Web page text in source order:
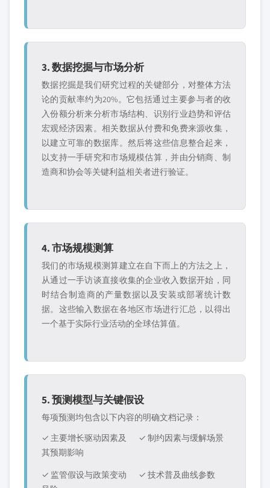
3. 数据挖掘与市场分析
数据挖掘是我们研究过程的关键部分，对整体方法
论的贡献率约为20%。它包括通过主要参与者的收
入份额分析来分析市场结构、识别行业趋势和评估
宏观经济因素。相关数据从付费和免费来源收集，
以建立可靠的数据库。然后将这些信息整合起来，
以支持一手研究和市场规模估算，并由分销商、制
造商和协会等关键利益相关者进行验证。
4. 市场规模测算
我们的市场规模测算建立在自下而上的方法之上，
从通过一手访谈直接收集的企业收入数据开始，同
时结合制造商的产量数据以及安装或部署统计数
据。这些输入数据在各地区市场进行汇总，以得出
一个基于实际行业活动的全球估算值。
5. 预测模型与关键假设
每项预测均包含以下内容的明确文档记录：
✓ 主要增长驱动因素及
其预期影响
✓ 制约因素与缓解场景
✓ 监管假设与政策变动
✓ 技术普及曲线参数